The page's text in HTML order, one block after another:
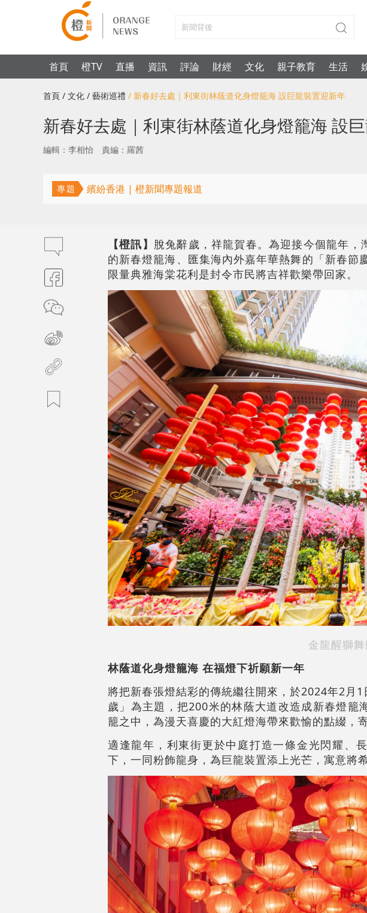
首頁 橙TV 直播 資訊 評論 財經 文化 親子教育 生活
首頁 / 文化 / 藝術巡禮 / 新春好去處｜利東街林蔭道化身燈籠海 設巨龍裝置迎新年
新春好去處｜利東街林蔭道化身燈籠海 設
編輯：李相怡 責編：羅茜
專題 繽紛香港 | 橙新聞專題報道
【橙訊】 脫兔辭歲，祥龍賀春。為迎接今個龍年
的新春燈籠海、匯集海內外嘉年華熱舞的「新春
限量典雅海棠花利是封令市民將吉祥歡樂帶回家。
金龍醒獅
林蔭道化身燈籠海 在福燈下祈願新一年
將把新春張燈結彩的傳統繼往開來，於2024年2月
歲」為主題，把200米的林蔭大道改造成新春燈
籠之中，為漫天喜慶的大紅燈海帶來歡愉的點綴，
適逢龍年，利東街更於中庭打造一條金光閃耀、
下，一同粉飾龍身，為巨龍裝置添上光芒，寓意將